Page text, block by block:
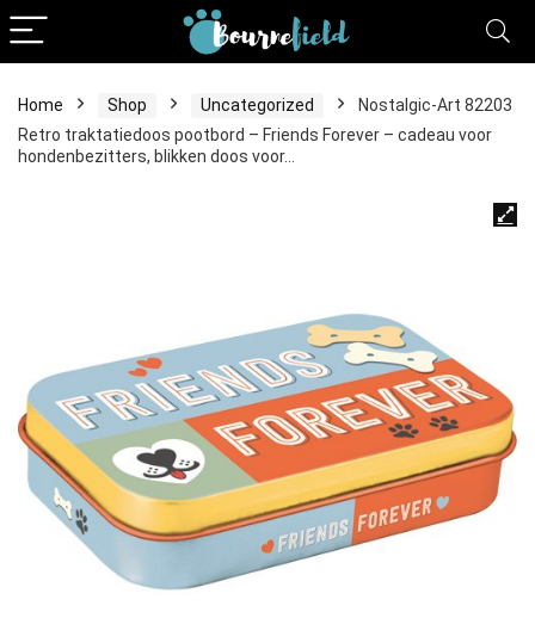
Home Shop Uncategorized
Nostalgic-Art 82203
Retro traktatiedoos pootbord – Friends Forever – cadeau voor
hondenbezitters, blikken doos voor…